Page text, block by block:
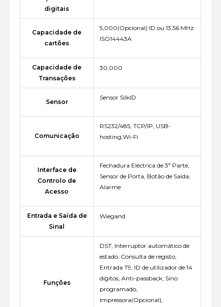
digitais
Capacidade de
cartões
5,000(Opcional) ID ou 13,56 MHz
ISO14443A
Capacidade de
Transações
30,000
Sensor
Sensor SilkID
Comunicação
RS232/485, TCP/IP, USB-
hosting,Wi-Fi
Interface de
Controlo de
Acesso
Fechadura Eléctrica de 3ª Parte,
Sensor de Porta, Botão de Saída,
Alarme
Entrada e Saída de
Sinal
Wiegand
Funções
DST, Interruptor automático de
estado, Consulta de registo,
Entrada T9, ID de utilizador de 14
dígitos, Anti-passback, Sino
programado,
Impressora(Opcional),